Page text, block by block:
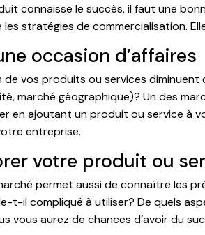
connaisse le succès, il faut une
les stratégies de commercialisation.
occasion d’affaires
de vos produits ou services
marché géographique)? Un des
en ajoutant un produit ou service à
entreprise.
votre produit ou
permet aussi de connaître les
t-il compliqué à utiliser? De quels
vous aurez de chances d’avoir du